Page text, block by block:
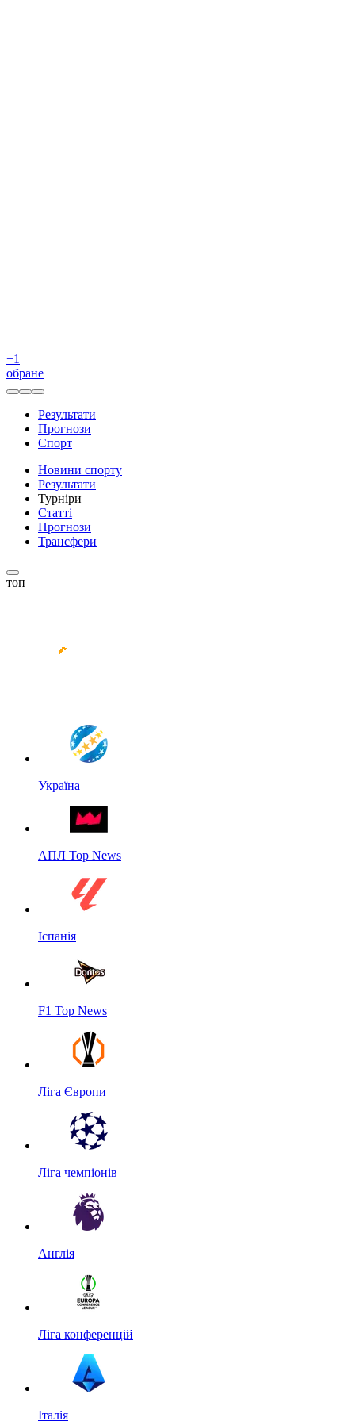
+1
обране
Результати
Прогнози
Спорт
Новини спорту
Результати
Турніри
Статті
Прогнози
Трансфери
топ
Україна
АПЛ Top News
Іспанія
F1 Top News
Ліга Європи
Ліга чемпіонів
Англія
Ліга конференцій
Італія